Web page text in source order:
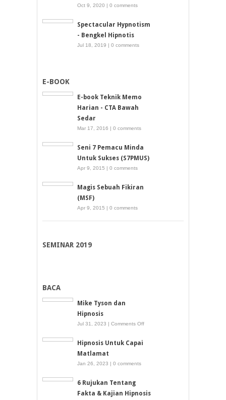
Oct 9, 2020 | 0 comments
Spectacular Hypnotism
- Bengkel Hipnotis
Jul 18, 2019 | 0 comments
E-BOOK
E-book Teknik Memo
Harian - CTA Bawah
Sedar
Mar 17, 2016 | 0 comments
Seni 7 Pemacu Minda
Untuk Sukses (S7PMUS)
Apr 9, 2015 | 0 comments
Magis Sebuah Fikiran
(MSF)
Apr 9, 2015 | 0 comments
SEMINAR 2019
BACA
Mike Tyson dan
Hipnosis
Jul 31, 2023 | Comments Offon
Hipnosis Untuk Capai
Matlamat
Jan 26, 2023 | 0 comments
6 Rujukan Tentang
Fakta & Kajian Hipnosis